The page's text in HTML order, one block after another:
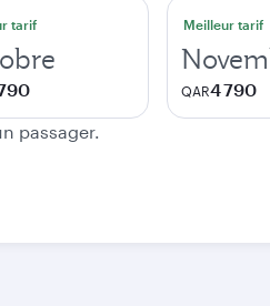
tarif Meilleur tarif
QAR4 790
passager.